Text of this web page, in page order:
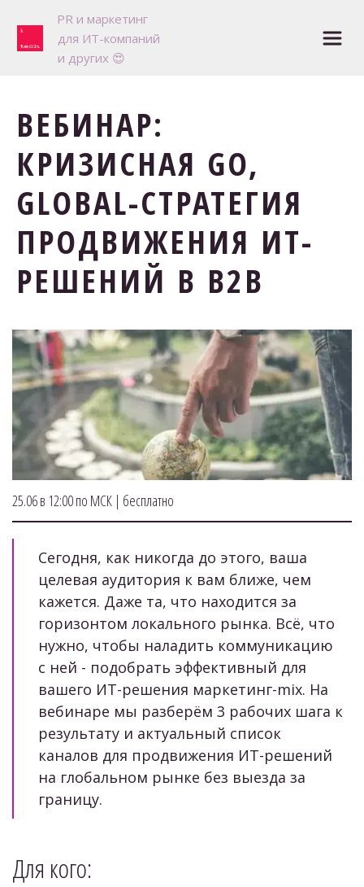
PR и маркетинг
для ИТ-компаний
и других 😍
ВЕБИНАР:
КРИЗИСНАЯ GO,
GLOBAL-СТРАТЕГИЯ
ПРОДВИЖЕНИЯ ИТ-
РЕШЕНИЙ В B2B
25.06 в 12:00 по МСК | бесплатно
Сегодня, как никогда до этого, ваша
целевая аудитория к вам ближе, чем
кажется. Даже та, что находится за
горизонтом локального рынка. Всё, что
нужно, чтобы наладить коммуникацию
с ней - подобрать эффективный для
вашего ИТ-решения маркетинг-mix. На
вебинаре мы разберём 3 рабочих шага к
результату и актуальный список
каналов для продвижения ИТ-решений
на глобальном рынке без выезда за
границу.
Для кого: